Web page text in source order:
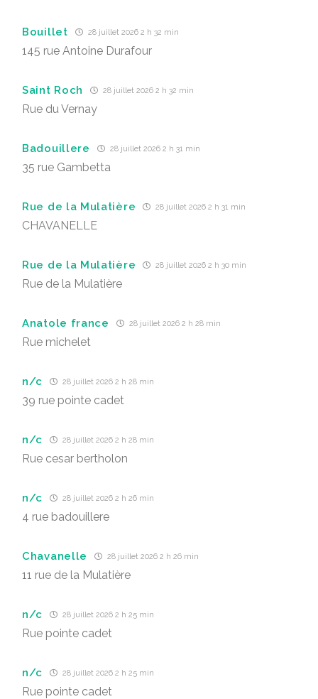
Bouillet 28 juillet 2026 2 h 32 min
145 rue Antoine Durafour
Saint Roch 28 juillet 2026 2 h 32 min
Rue du Vernay
Badouillere 28 juillet 2026 2 h 31 min
35 rue Gambetta
Rue de la Mulatière 28 juillet 2026 2 h 31 min
CHAVANELLE
Rue de la Mulatière 28 juillet 2026 2 h 30 min
Rue de la Mulatière
Anatole france 28 juillet 2026 2 h 28 min
Rue michelet
n/c 28 juillet 2026 2 h 28 min
39 rue pointe cadet
n/c 28 juillet 2026 2 h 28 min
Rue cesar bertholon
n/c 28 juillet 2026 2 h 26 min
4 rue badouillere
Chavanelle 28 juillet 2026 2 h 26 min
11 rue de la Mulatière
n/c 28 juillet 2026 2 h 25 min
Rue pointe cadet
n/c 28 juillet 2026 2 h 25 min
Rue pointe cadet